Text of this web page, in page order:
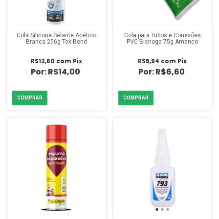
Cola Silicone Selante Acético
Branca 256g Tek Bond
R$14,00
R$12,60 com Pix
Cola para Tubos e Conexões
PVC Bisnaga 75g Amanco
R$6,60
R$5,94 com Pix